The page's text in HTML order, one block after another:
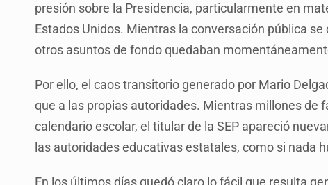
presión sobre la Presidencia, particularmente en
Estados Unidos. Mientras la conversación pública
otros asuntos de fondo quedaban
Por ello, el caos transitorio generado por Mario
que a las propias autoridades. Mientras millones de
calendario escolar, el titular de la SEP apareció
las autoridades educativas estatales, como si nada